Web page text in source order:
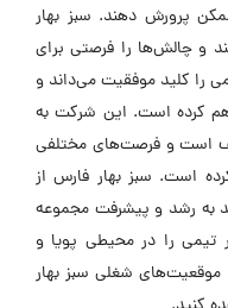
پرورش دهند. سبز بهار
و چالش‌ها را فرصتی برای
را کلید موفقیت می‌داند و
کرده است. این شرکت به
است و فرصت‌های مختلفی
است. سبز بهار فارس از
به رشد و پیشرفت مجموعه
تیمی را در محیطی پویا و
موقعیت‌های شغلی سبز بهار